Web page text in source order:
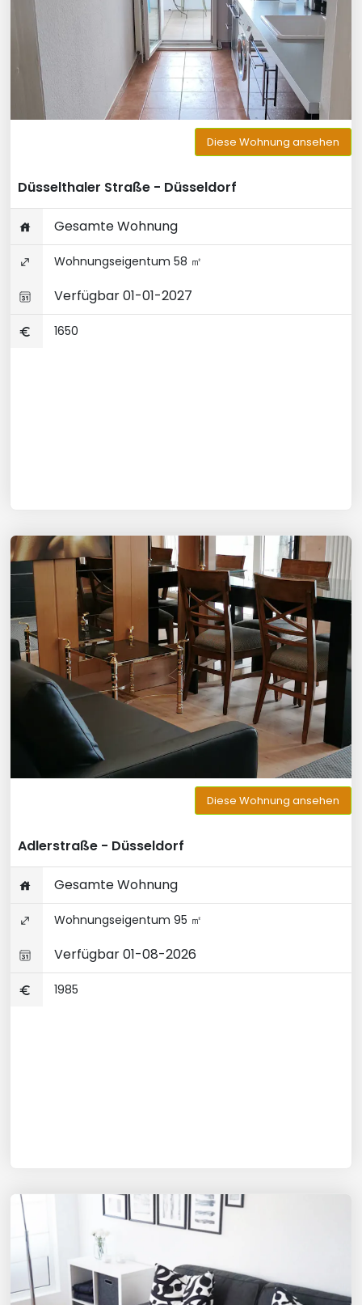
Diese Wohnung ansehen
Düsselthaler Straße - Düsseldorf
Gesamte Wohnung
Wohnungseigentum 58 ㎡
Verfügbar 01-01-2027
1650
Diese Wohnung ansehen
Adlerstraße - Düsseldorf
Gesamte Wohnung
Wohnungseigentum 95 ㎡
Verfügbar 01-08-2026
1985